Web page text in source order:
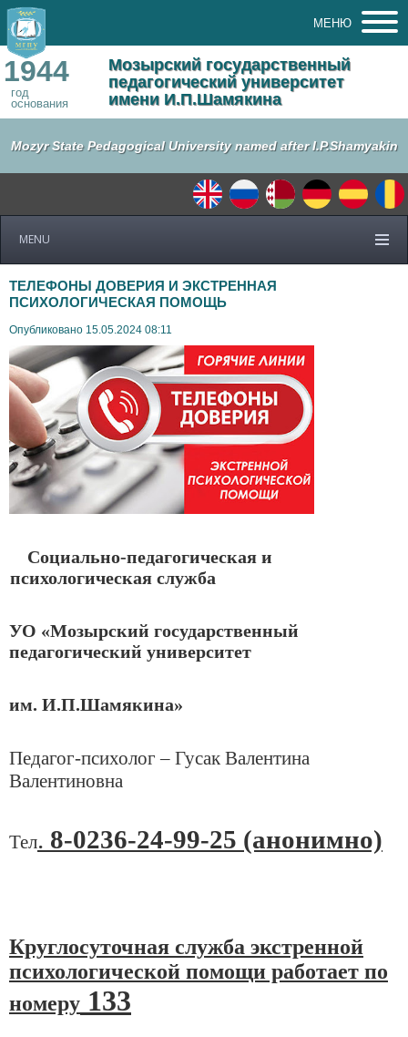
МЕНЮ
1944
год
основания
Мозырский государственный
педагогический университет
имени И.П.Шамякина
Mozyr State Pedagogical University named after I.P.Shamyakin
MENU
ТЕЛЕФОНЫ ДОВЕРИЯ И ЭКСТРЕННАЯ
ПСИХОЛОГИЧЕСКАЯ ПОМОЩЬ
Опубликовано 15.05.2024 08:11
Социально-педагогическая и
психологическая служба
УО «Мозырский государственный
педагогический университет
им. И.П.Шамякина»
Педагог-психолог – Гусак Валентина
Валентиновна
Тел. 8-0236-24-99-25 (анонимно)
Круглосуточная служба экстренной
психологической помощи работает по
номеру 133